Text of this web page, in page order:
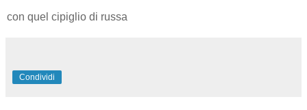
con quel cipiglio di russa
Condividi